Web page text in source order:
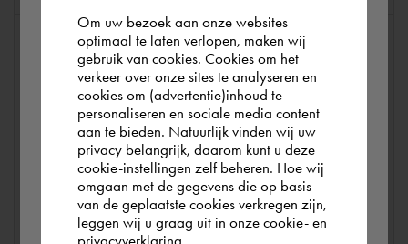
Disse bedriftene har gått
foran deg
Se et utvalg av våre prosjekter med bedrifter innen
ditt fagområde.
According to us you are situated in Rest of
the world. Please confirm in which country
you wish to shop.
Norge Rest of the world
Om uw bezoek aan onze websites
optimaal te laten verlopen, maken wij
gebruik van cookies. Cookies om het
verkeer over onze sites te analyseren en
cookies om (advertentie)inhoud te
personaliseren en sociale media content
aan te bieden. Natuurlijk vinden wij uw
privacy belangrijk, daarom kunt u deze
cookie-instellingen zelf beheren. Hoe wij
omgaan met de gegevens die op basis
van de geplaatste cookies verkregen zijn,
leggen wij u graag uit in onze cookie- en
privacyverklaring.